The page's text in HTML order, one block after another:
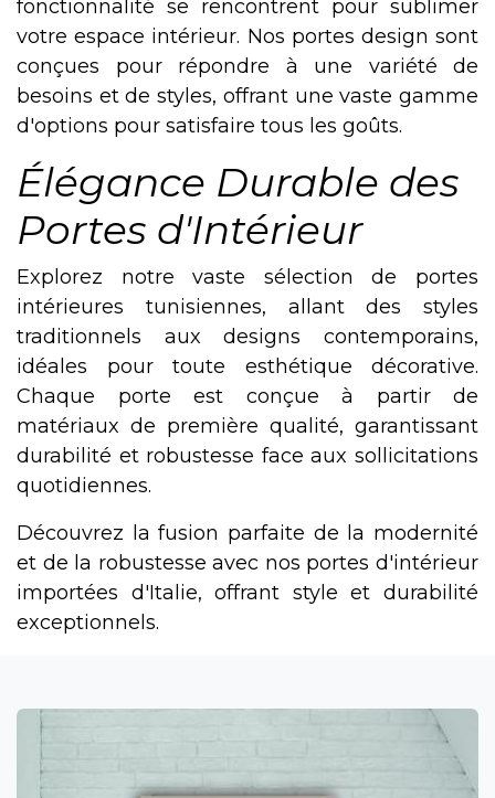
fonctionnalité se rencontrent pour sublimer
votre espace intérieur. Nos portes design sont
conçues pour répondre à une variété de
besoins et de styles, offrant une vaste gamme
d'options pour satisfaire tous les goûts.
Élégance Durable des
Portes d'Intérieur
Explorez notre vaste sélection de portes
intérieures tunisiennes, allant des styles
traditionnels aux designs contemporains,
idéales pour toute esthétique décorative.
Chaque porte est conçue à partir de
matériaux de première qualité, garantissant
durabilité et robustesse face aux sollicitations
quotidiennes.
Découvrez la fusion parfaite de la modernité
et de la robustesse avec nos portes d'intérieur
importées d'Italie, offrant style et durabilité
exceptionnels.